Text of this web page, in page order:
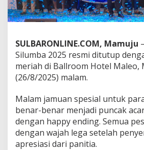
u
t
u
M
e
i
a
,
S
e
m
u
a
SULBARONLINE.COM, Mamuju
Silumba 2025 resmi ditutup
meriah di Ballroom Hotel Maleo,
(26/8/2025) malam.
Malam jamuan spesial untuk
benar-benar menjadi puncak
dengan happy ending. Semua
dengan wajah lega setelah
apresiasi dari panitia.